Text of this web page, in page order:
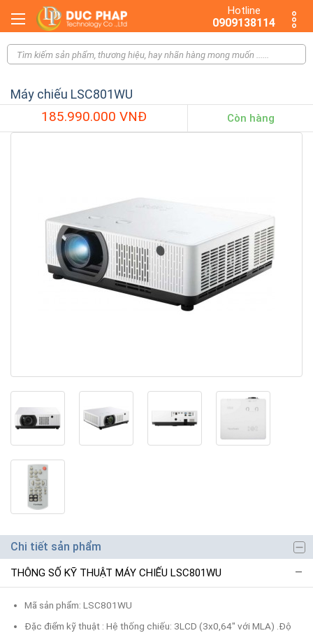
Hotline
0909138114
Máy chiếu LSC801WU
185.990.000 VNĐ Còn hàng
Chi tiết sản phẩm
THÔNG SỐ KỸ THUẬT MÁY CHIẾU LSC801WU
Mã sản phẩm: LSC801WU
Đặc điểm kỹ thuật : Hệ thống chiếu: 3LCD (3x0,64" với MLA) .Độ